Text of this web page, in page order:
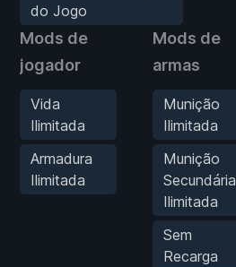
do Jogo
Mods de
jogador
Vida
Ilimitada
Armadura
Ilimitada
Mods de
armas
Munição
Ilimitada
Munição
Secundária
Ilimitada
Sem
Recarga